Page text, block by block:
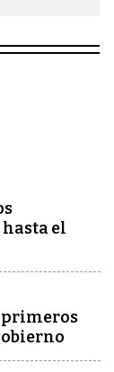
el
primeros